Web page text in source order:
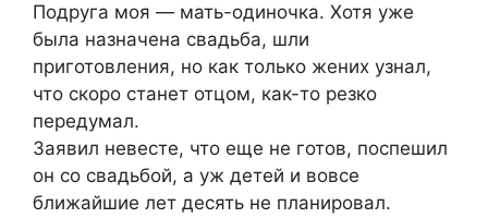
Подруга моя — мать-одиночка. Хотя уже
была назначена свадьба, шли
приготовления, но как только жених узнал,
что скоро станет отцом, как-то резко
передумал.
Заявил невесте, что еще не готов, поспешил
он со свадьбой, а уж детей и вовсе
ближайшие лет десять не планировал.